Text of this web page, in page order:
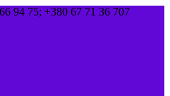
94 75; +380 67 71 36 707